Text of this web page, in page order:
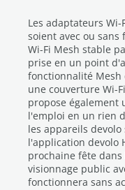
Les adaptateurs
soient avec ou
Wi-Fi Mesh stable
prise en un point
fonctionnalité Mesh
une couverture Wi-
propose également
l'emploi en un rien
les appareils
l'application devolo
prochaine fête
visionnage public
fonctionnera sans